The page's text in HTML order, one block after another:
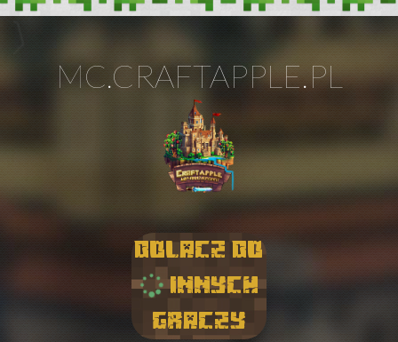
MC.CRAFTAPPLE.PL
Dolacz do
innych
graczy